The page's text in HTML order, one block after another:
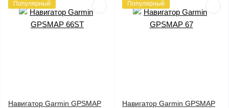
Популярный
Навигатор Garmin GPSMAP
Популярный
Навигатор Garmin GPSMAP